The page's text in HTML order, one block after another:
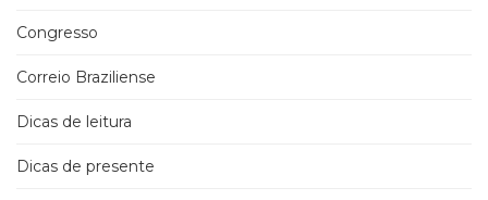
Congresso
Correio Braziliense
Dicas de leitura
Dicas de presente